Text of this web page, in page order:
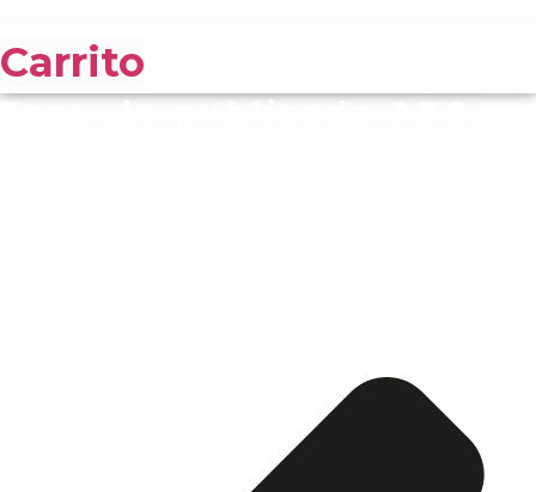
Carrito